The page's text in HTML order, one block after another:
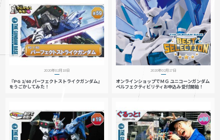
2020年02月18日
『PG 1/60 パーフェクトストライクガンダム』
をうごかしてみた！
2020年02月17日
オンラインショップでＭＧ ユニコーンガンダム
ペルフェクティビリティお申込み受付開始！